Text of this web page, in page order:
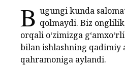
B ugungi kunda
qolmaydi. Biz
orqali o‘zimizga
bilan ishlashning qadimiy
qahramoniga aylandi.